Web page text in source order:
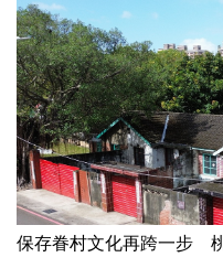
保存眷村文化再跨一步